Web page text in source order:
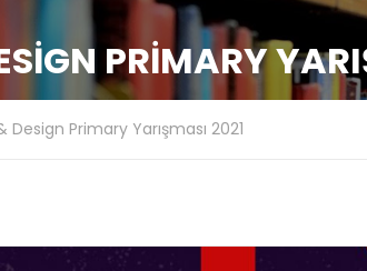
PRIMARY
Design Primary Yarışması 2021